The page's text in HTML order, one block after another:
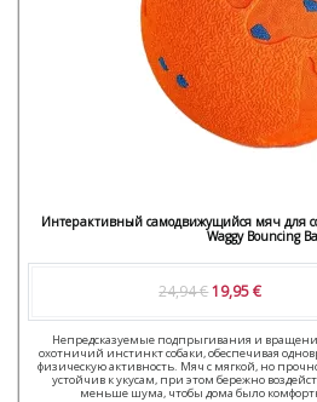
Интерактивный самодвижущийся мяч для
Waggy Bouncing
24,94 €19,95 €
Непредсказуемые подпрыгивания и
охотничий инстинкт собаки, обеспечивая
физическую активность. Мяч с мягкой, но
устойчив к укусам, при этом бережно
меньше шума, чтобы дома было